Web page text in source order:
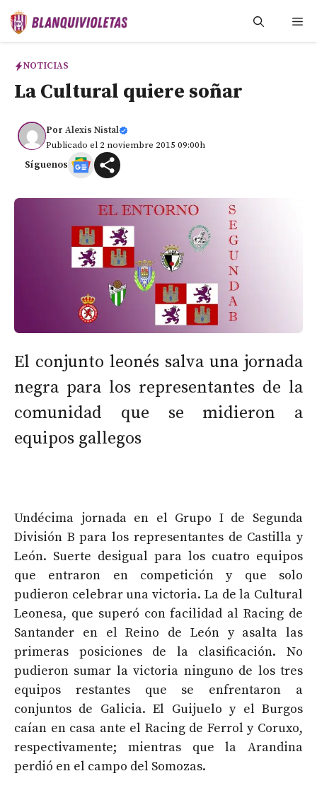
Saltar
NOTICIAS
La Cultural quiere soñar
Por Alexis Nistal
Publicado el 2 noviembre 2015 09:00h
Síguenos
El conjunto leonés salva una jornada
negra para los representantes de la
comunidad que se midieron a
equipos gallegos
Undécima jornada en el Grupo I de Segunda
División B para los representantes de Castilla y
León. Suerte desigual para los cuatro equipos
que entraron en competición y que solo
pudieron celebrar una victoria. La de la Cultural
Leonesa, que superó con facilidad al Racing de
Santander en el Reino de León y asalta las
primeras posiciones de la clasificación. No
pudieron sumar la victoria ninguno de los tres
equipos restantes que se enfrentaron a
conjuntos de Galicia. El Guijuelo y el Burgos
caían en casa ante el Racing de Ferrol y Coruxo,
respectivamente; mientras que la Arandina
perdió en el campo del Somozas.